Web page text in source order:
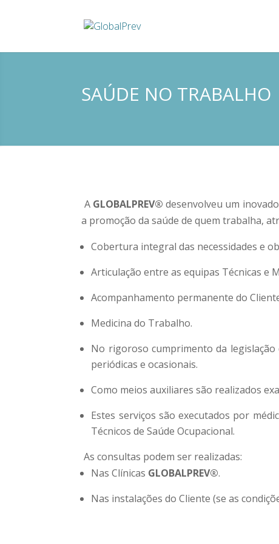
SAÚDE NO TRABALHO
A GLOBALPREV® desenvolveu um
a promoção da saúde de quem trabalha,
Cobertura integral das necessidades e
Articulação entre as equipas Técnicas e
Acompanhamento permanente do
Medicina do Trabalho.
No rigoroso cumprimento da legislação
periódicas e ocasionais.
Como meios auxiliares são realizados
Estes serviços são executados por
Técnicos de Saúde Ocupacional.
As consultas podem ser realizadas:
Nas Clínicas GLOBALPREV®.
Nas instalações do Cliente (se as